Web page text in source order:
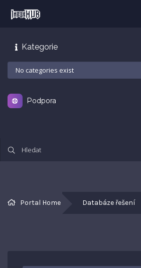
Kategorie
Podpora
Portal Home Databáze řešení